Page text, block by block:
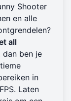
Shooter
en alle
all
dan ben je
in
Laten